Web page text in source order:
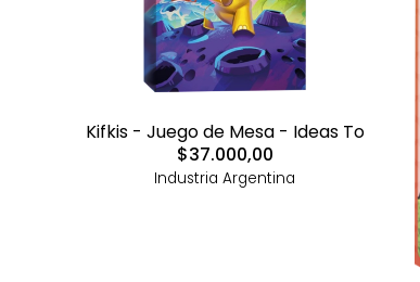
Kifkis - Juego de Mesa - Ideas To
$37.000,00
Industria Argentina